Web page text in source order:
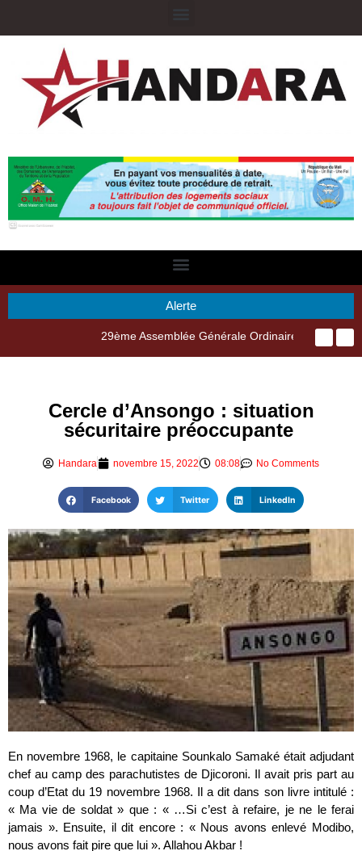
Alerte
29ème Assemblée Générale Ordinaire de l’Union Nyèsigiso : L’encours total des dépôts des membres passé de 18 milliards en 2024 à 21 milliards en 2025
Cercle d’Ansongo : situation
sécuritaire préoccupante
Handara novembre 15, 2022 08:08 No Comments
Facebook Twitter LinkedIn
En novembre 1968, le capitaine Sounkalo Samaké était adjudant
chef au camp des parachutistes de Djicoroni. Il avait pris part au
coup d’Etat du 19 novembre 1968. Il a dit dans son livre intitulé :
« Ma vie de soldat » que : « …Si c’est à refaire, je ne le ferai
jamais ». Ensuite, il dit encore : « Nous avons enlevé Modibo,
nous avons fait pire que lui ». Allahou Akbar !